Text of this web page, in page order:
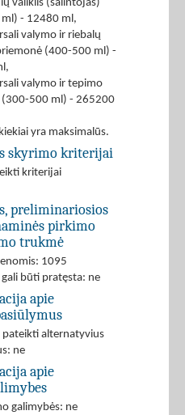
valiklis (šalintojas)
- 12480 ml,
valymo ir riebalų
(400-500 ml) -
valymo ir tepimo
(300-500 ml) - 265200
yra maksimalūs.
skyrimo kriterijai
kriterijai
preliminariosios
pirkimo
trukmė
1095
būti pratęsta: ne
apie
pateikti alternatyvius
ne
apie
galimybės: ne